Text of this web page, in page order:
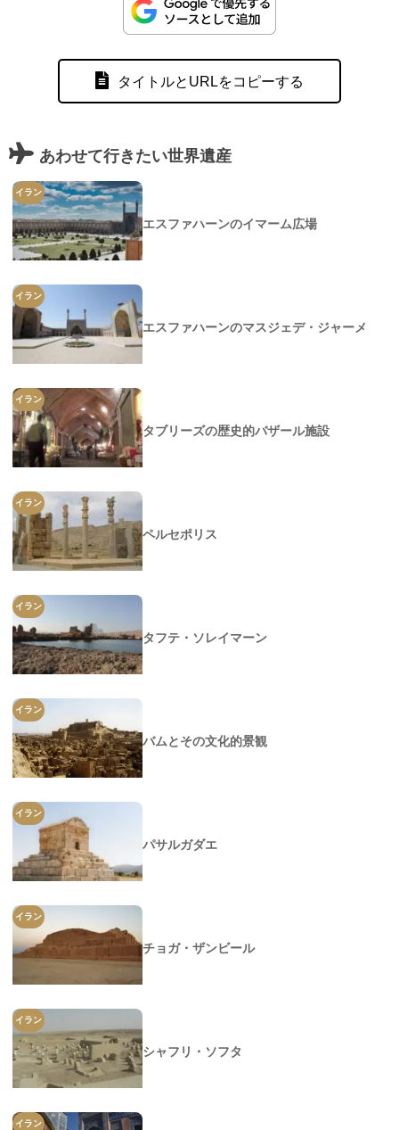
タイトルとURLをコピーする
あわせて行きたい世界遺産
イラン
エスファハーンのイマーム広場
イラン
エスファハーンのマスジェデ・ジャーメ
イラン
タブリーズの歴史的バザール施設
イラン
ペルセポリス
イラン
タフテ・ソレイマーン
イラン
バムとその文化的景観
イラン
パサルガダエ
イラン
チョガ・ザンビール
イラン
シャフリ・ソフタ
イラン